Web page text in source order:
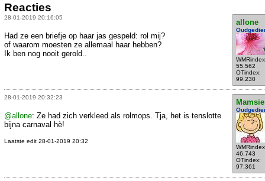
Reacties
28-01-2019 20:16:05
allone
55.562
OTindex:
99.230
Had ze een briefje op haar jas gespeld: rol mij?
of waarom moesten ze allemaal haar hebben?
Ik ben nog nooit gerold..
28-01-2019 20:32:23
Mamsie
46.743
OTindex:
97.361
@allone: Ze had zich verkleed als rolmops. Tja, het is tenslotte
bijna carnaval hè!
Laatste edit 28-01-2019 20:32